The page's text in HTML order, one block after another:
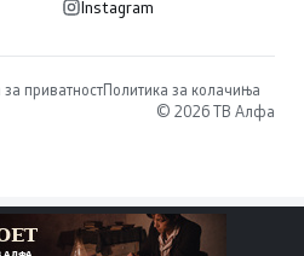
Instagram
приватностПолитика за колачиња
© 2026 ТВ Алфа